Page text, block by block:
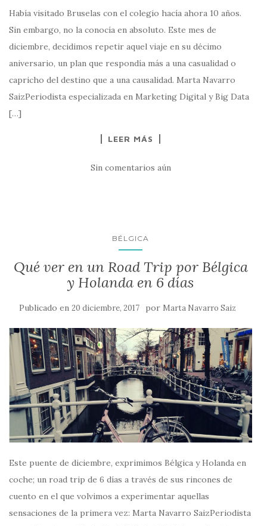
Había visitado Bruselas con el colegio hacía ahora 10 años.
Sin embargo, no la conocía en absoluto. Este mes de
diciembre, decidimos repetir aquel viaje en su décimo
aniversario, un plan que respondía más a una casualidad o
capricho del destino que a una causalidad. Marta Navarro
SaizPeriodista especializada en Marketing Digital y Big Data
[…]
LEER MÁS
Sin comentarios aún
BÉLGICA
Qué ver en un Road Trip por Bélgica
y Holanda en 6 días
Publicado en 20 diciembre, 2017 por Marta Navarro Saiz
Este puente de diciembre, exprimimos Bélgica y Holanda en
coche; un road trip de 6 días a través de sus rincones de
cuento en el que volvimos a experimentar aquellas
sensaciones de la primera vez: Marta Navarro SaizPeriodista